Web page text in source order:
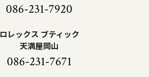
086-231-7920
ロレックス ブティック
天満屋岡山
086-231-7671